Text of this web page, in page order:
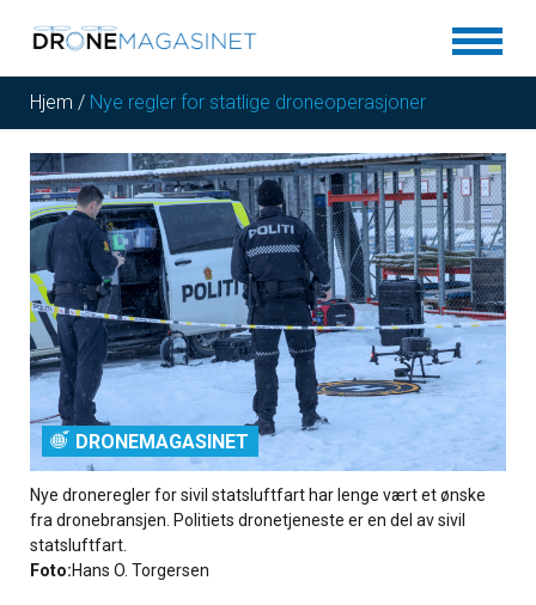
Hjem / Nye regler for statlige droneoperasjoner
DRONEMAGASINET
Nye droneregler for sivil statsluftfart har lenge vært et ønske
fra dronebransjen. Politiets dronetjeneste er en del av sivil
statsluftfart.
Foto:Hans O. Torgersen